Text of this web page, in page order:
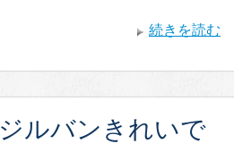
続きを読む
ルバンきれいで